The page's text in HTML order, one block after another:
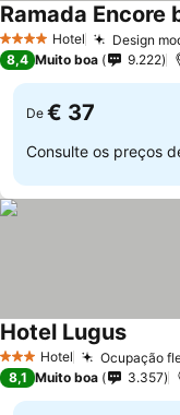
4 EstrelasHotel Design
8,4 Muito boa 9.222
De € 37
Consulte os preços
3 EstrelasHotel Ocupação
Hotel Lugus
8,1 Muito boa 3.357